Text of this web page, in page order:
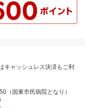
キャッシュレス決済もご利
（国東市民病院となり）